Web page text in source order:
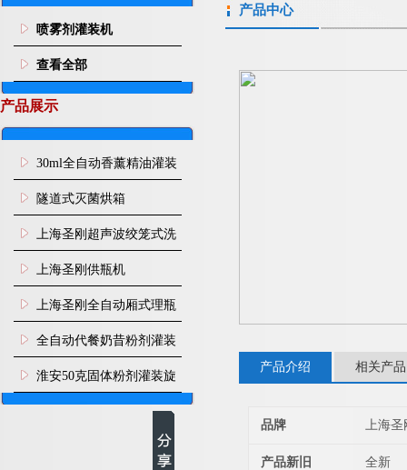
喷雾剂灌装机
查看全部
产品展示
30ml全自动香薰精油灌装
旋盖机
隧道式灭菌烘箱
上海圣刚超声波绞笼式洗
瓶机
上海圣刚供瓶机
上海圣刚全自动厢式理瓶
机
全自动代餐奶昔粉剂灌装
生产线
淮安50克固体粉剂灌装旋
盖机
产品中心
产品介绍 相关产品
品牌 上海圣
产品新旧 全新